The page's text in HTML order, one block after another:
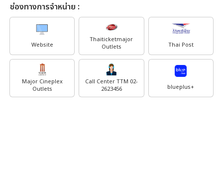
ช่องทางการจำหน่าย :
Website
Thaiticketmajor
Outlets
Thai Post
Major Cineplex
Outlets
Call Center TTM 02-
2623456
blueplus+